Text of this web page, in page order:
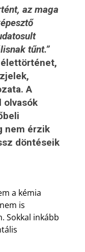
az maga
tűnt.”
A
olvasók
nem érzik
döntéseik
a kémia
is
Sokkal inkább